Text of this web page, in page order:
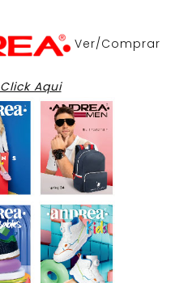
Ver/Comprar
Click Aqui